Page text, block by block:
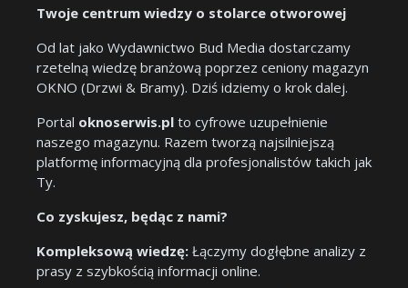
Twoje centrum wiedzy o stolarce otworowej
Od lat jako Wydawnictwo Bud Media dostarczamy
rzetelną wiedzę branżową poprzez ceniony magazyn
OKNO (Drzwi & Bramy). Dziś idziemy o krok dalej.
Portal oknoserwis.pl to cyfrowe uzupełnienie
naszego magazynu. Razem tworzą najsilniejszą
platformę informacyjną dla profesjonalistów takich jak
Ty.
Co zyskujesz, będąc z nami?
Kompleksową wiedzę: Łączymy dogłębne analizy z
prasy z szybkością informacji online.